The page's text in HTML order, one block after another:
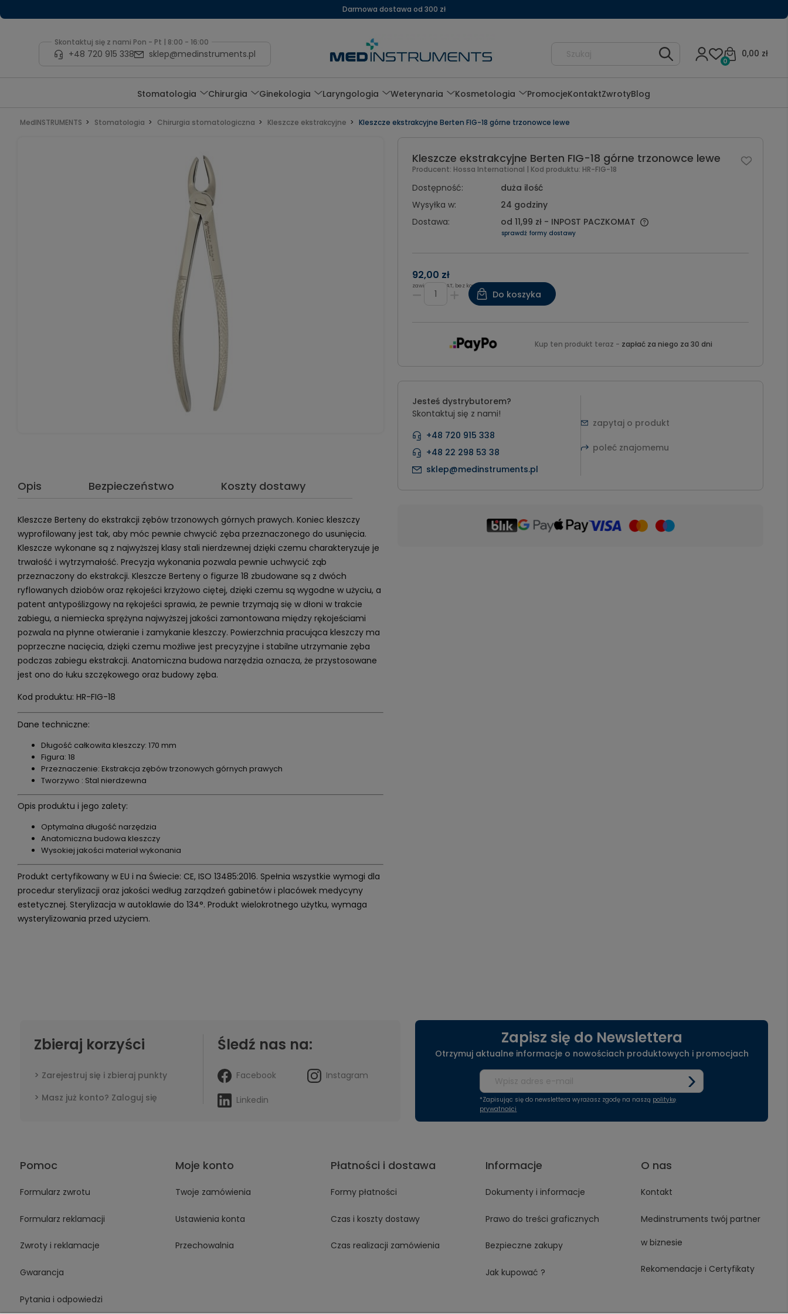
Darmowa dostawa od 300 zł
Skontaktuj się z nami Pon - Pt | 8:00 - 16:00
+48 720 915 338 sklep@medinstruments.pl 0,00 zł
0
Stomatologia Chirurgia Ginekologia Laryngologia Weterynaria Kosmetologia PromocjeKontaktZwrotyBlog
MedINSTRUMENTS Stomatologia Chirurgia stomatologiczna Kleszcze ekstrakcyjne Kleszcze ekstrakcyjne Berten FIG-18 górne trzonowce lewe
Opis Bezpieczeństwo Koszty dostawy
Kleszcze Berteny do ekstrakcji zębów trzonowych górnych prawych. Koniec kleszczy
wyprofilowany jest tak, aby móc pewnie chwycić zęba przeznaczonego do usunięcia.
Kleszcze wykonane są z najwyższej klasy stali nierdzewnej dzięki czemu charakteryzuje je
trwałość i wytrzymałość. Precyzja wykonania pozwala pewnie uchwycić ząb
przeznaczony do ekstrakcji. Kleszcze Berteny o figurze 18 zbudowane są z dwóch
ryflowanych dziobów oraz rękojeści krzyżowo ciętej, dzięki czemu są wygodne w użyciu, a
patent antypoślizgowy na rękojeści sprawia, że pewnie trzymają się w dłoni w trakcie
zabiegu, a niemiecka sprężyna najwyższej jakości zamontowana między rękojeściami
pozwala na płynne otwieranie i zamykanie kleszczy. Powierzchnia pracująca kleszczy ma
poprzeczne nacięcia, dzięki czemu możliwe jest precyzyjne i stabilne utrzymanie zęba
podczas zabiegu ekstrakcji. Anatomiczna budowa narzędzia oznacza, że przystosowane
jest ono do łuku szczękowego oraz budowy zęba.
Kod produktu: HR-FIG-18
Dane techniczne:
Długość całkowita kleszczy: 170 mm
Figura: 18
Przeznaczenie: Ekstrakcja zębów trzonowych górnych prawych
Tworzywo : Stal nierdzewna
Opis produktu i jego zalety:
Optymalna długość narzędzia
Anatomiczna budowa kleszczy
Wysokiej jakości materiał wykonania
Produkt certyfikowany w EU i na Świecie: CE, ISO 13485:2016. Spełnia wszystkie wymogi dla
procedur sterylizacji oraz jakości według zarządzeń gabinetów i placówek medycyny
estetycznej. Sterylizacja w autoklawie do 134°. Produkt wielokrotnego użytku, wymaga
wysterylizowania przed użyciem.
Kleszcze ekstrakcyjne Berten FIG-18 górne trzonowce lewe
Producent: Hossa International | Kod produktu: HR-FIG-18
Dostępność:
duża ilość
Wysyłka w:
24 godziny
Dostawa:
od 11,99 zł - INPOST PACZKOMAT
sprawdź formy dostawy
92,00 zł
zawiera 8% VAT, bez kosztów dostawy
Do koszyka
Kup ten produkt teraz - zapłać za niego za 30 dni
Jesteś dystrybutorem?
Skontaktuj się z nami!
+48 720 915 338
+48 22 298 53 38
sklep@medinstruments.pl
zapytaj o produkt
poleć znajomemu
Zbieraj korzyści
Zarejestruj się i zbieraj punkty
Masz już konto? Zaloguj się
Śledź nas na:
Facebook Instagram
Linkedin
Zapisz się do Newslettera
Otrzymuj aktualne informacje o nowościach produktowych i promocjach
*Zapisując się do newslettera wyrażasz zgodę na naszą politykę
prywatności
Pomoc
Formularz zwrotu
Formularz reklamacji
Zwroty i reklamacje
Gwarancja
Pytania i odpowiedzi
Moje konto
Twoje zamówienia
Ustawienia konta
Przechowalnia
Płatności i dostawa
Formy płatności
Czas i koszty dostawy
Czas realizacji zamówienia
Informacje
Dokumenty i informacje
Prawo do treści graficznych
Bezpieczne zakupy
Jak kupować ?
O nas
Kontakt
Medinstruments twój partner
w biznesie
Rekomendacje i Certyfikaty